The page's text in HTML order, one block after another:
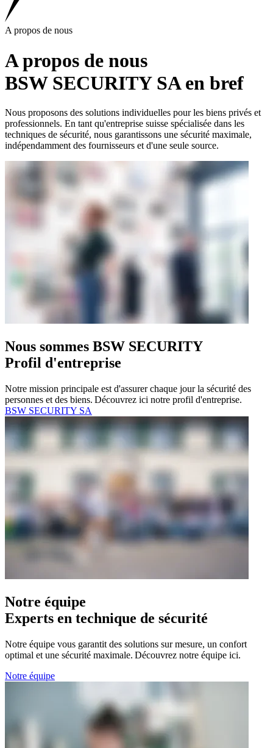
A propos de nous
A propos de nous
BSW SECURITY SA en bref
Nous proposons des solutions individuelles pour les biens privés et
professionnels. En tant qu'entreprise suisse spécialisée dans les
techniques de sécurité, nous garantissons une sécurité maximale,
indépendamment des fournisseurs et d'une seule source.
Nous sommes BSW SECURITY
Profil d'entreprise
Notre mission principale est d'assurer chaque jour la sécurité des
personnes et des biens. Découvrez ici notre profil d'entreprise.
BSW SECURITY SA
Notre équipe
Experts en technique de sécurité
Notre équipe vous garantit des solutions sur mesure, un confort
optimal et une sécurité maximale. Découvrez notre équipe ici.
Notre équipe